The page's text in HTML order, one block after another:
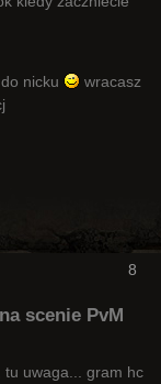
nicku
wracasz
8
scenie PvM
tu uwaga... gram hc